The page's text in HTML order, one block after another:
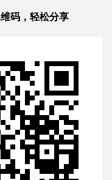
码，轻松分享